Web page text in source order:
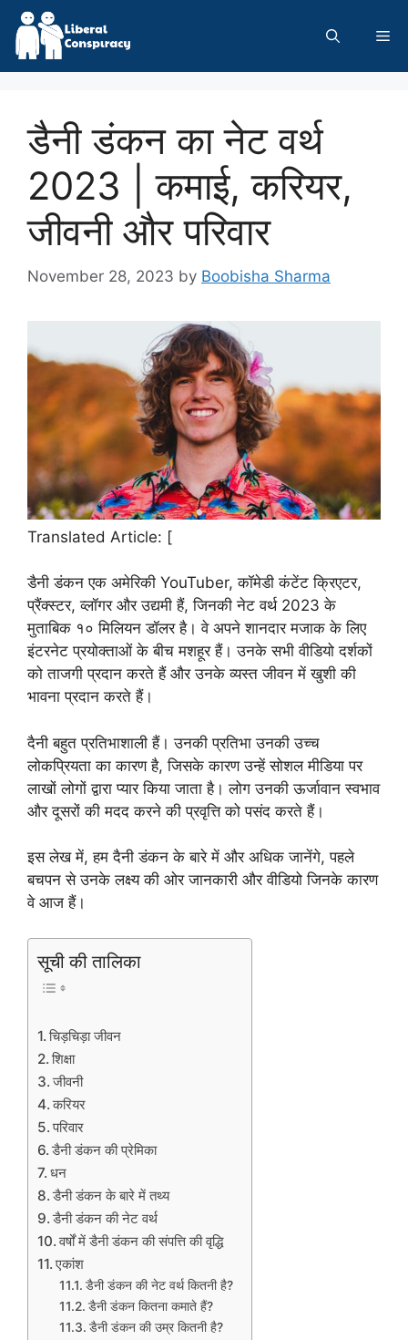
Skip
content
डैनी डंकन का नेट वर्थ
2023 | कमाई, करियर,
जीवनी और परिवार
November 28, 2023 by Boobisha Sharma
Translated Article: [
डैनी डंकन एक अमेरिकी YouTuber, कॉमेडी कंटेंट क्रिएटर,
प्रैंक्स्टर, व्लॉगर और उद्यमी हैं, जिनकी नेट वर्थ 2023 के
मुताबिक १० मिलियन डॉलर है। वे अपने शानदार मजाक के लिए
इंटरनेट प्रयोक्ताओं के बीच मशहूर हैं। उनके सभी वीडियो दर्शकों
को ताजगी प्रदान करते हैं और उनके व्यस्त जीवन में खुशी की
भावना प्रदान करते हैं।
दैनी बहुत प्रतिभाशाली हैं। उनकी प्रतिभा उनकी उच्च
लोकप्रियता का कारण है, जिसके कारण उन्हें सोशल मीडिया पर
लाखों लोगों द्वारा प्यार किया जाता है। लोग उनकी ऊर्जावान स्वभाव
और दूसरों की मदद करने की प्रवृत्ति को पसंद करते हैं।
इस लेख में, हम दैनी डंकन के बारे में और अधिक जानेंगे, पहले
बचपन से उनके लक्ष्य की ओर जानकारी और वीडियो जिनके कारण
वे आज हैं।
सूची की तालिका
चिड़चिड़ा जीवन
शिक्षा
जीवनी
करियर
परिवार
डैनी डंकन की प्रेमिका
धन
डैनी डंकन के बारे में तथ्य
डैनी डंकन की नेट वर्थ
वर्षों में डैनी डंकन की संपत्ति की वृद्धि
एकांश
डैनी डंकन की नेट वर्थ कितनी है?
डैनी डंकन कितना कमाते हैं?
डैनी डंकन की उम्र कितनी है?